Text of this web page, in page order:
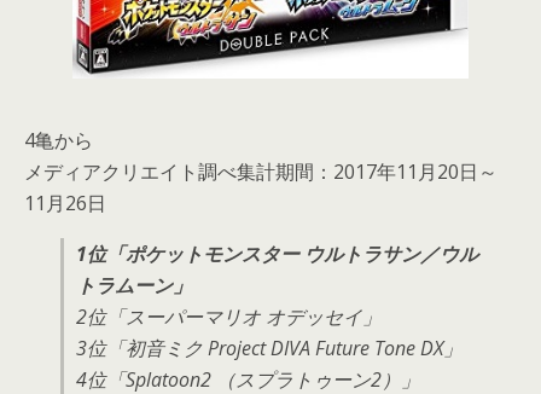
4亀から
メディアクリエイト調べ集計期間：2017年11月20日～
11月26日
1位「ポケットモンスター ウルトラサン／ウル
トラムーン」
2位「スーパーマリオ オデッセイ」
3位「初音ミク Project DIVA Future Tone DX」
4位「Splatoon2 （スプラトゥーン2）」